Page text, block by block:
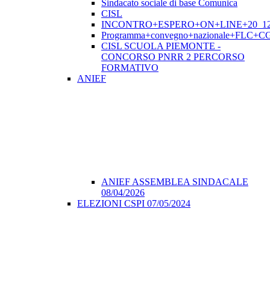
Sindacato sociale di base Comunica
CISL
CISL SCUOLA PIEMONTE -
CONCORSO PNRR 2 PERCORSO
FORMATIVO
ANIEF
ANIEF ASSEMBLEA SINDACALE
08/04/2026
ELEZIONI CSPI 07/05/2024